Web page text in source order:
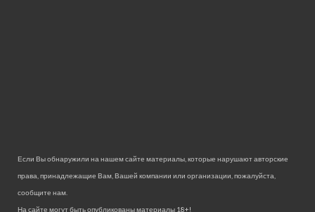
Если Вы обнаружили на нашем сайте материалы, которые нарушают авторские
права, принадлежащие Вам, Вашей компании или организации, пожалуйста,
сообщите нам.
На сайте могут быть опубликованы материалы 18+!